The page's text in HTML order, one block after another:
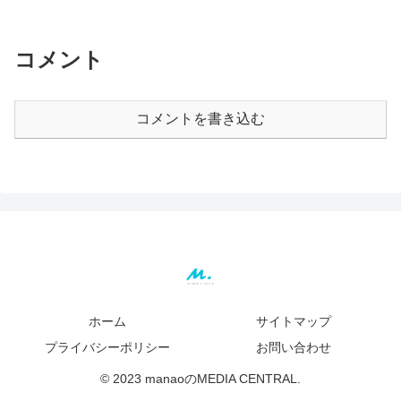
コメント
コメントを書き込む
ホーム
サイトマップ
プライバシーポリシー
お問い合わせ
© 2023 manaoのMEDIA CENTRAL.